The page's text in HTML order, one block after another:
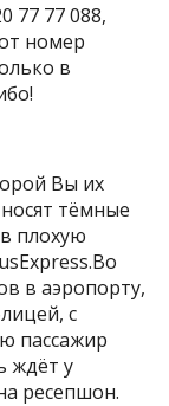
77 77 088,
номер
в
Вы их
тёмные
плохую
в аэропорту,
с
пассажир
ждёт у
ресепшон.